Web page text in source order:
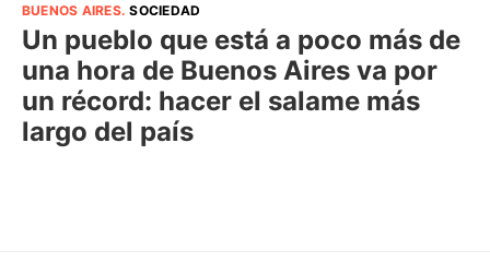
BUENOS AIRES.SOCIEDAD
Un pueblo que está a poco más de
una hora de Buenos Aires va por
un récord: hacer el salame más
largo del país